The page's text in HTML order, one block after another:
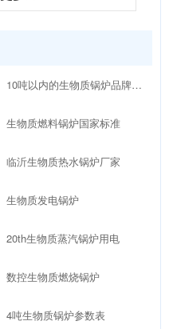
10吨以内的生物质锅炉品牌十大排名
生物质燃料锅炉国家标准
临沂生物质热水锅炉厂家
生物质发电锅炉
20th生物质蒸汽锅炉用电
数控生物质燃烧锅炉
4吨生物质锅炉参数表